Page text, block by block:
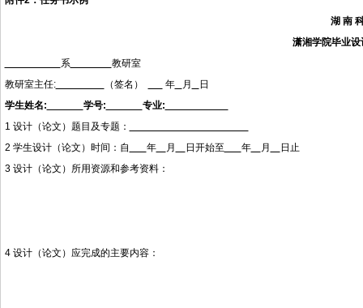
湖 南
潇湘学院毕业
系
教研室
教研室主任: （签名） 年 月
日
学生姓名: 学号: 专业:
1 设计（论文）题目及专题：
2 学生设计（论文）时间：自
年 月 日开始至 年 月
日止
3 设计（论文）所用资源和参考资料：
4 设计（论文）应完成的主要内容：